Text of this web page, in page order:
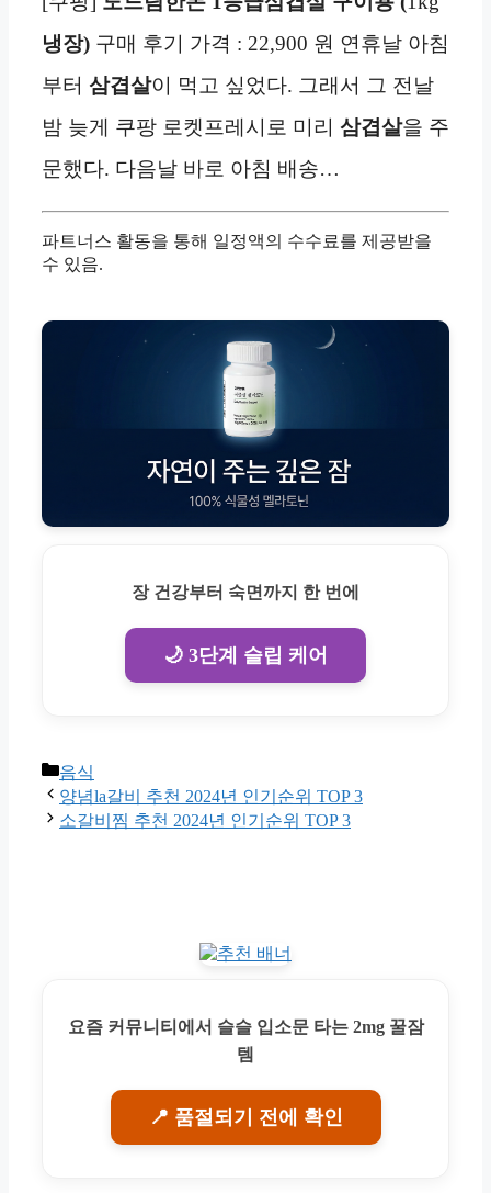
냉장) 구매 후기 가격 : 22,900 원 연휴날 아침
부터 삼겹살이 먹고 싶었다. 그래서 그 전날
밤 늦게 쿠팡 로켓프레시로 미리 삼겹살을 주
문했다. 다음날 바로 아침 배송…
파트너스 활동을 통해 일정액의 수수료를 제공받을
수 있음.
장 건강부터 숙면까지 한 번에
🌙 3단계 슬립 케어
Categories
음식
양념la갈비 추천 2024년 인기순위 TOP 3
소갈비찜 추천 2024년 인기순위 TOP 3
요즘 커뮤니티에서 슬슬 입소문 타는 2mg 꿀잠
템
📍 품절되기 전에 확인